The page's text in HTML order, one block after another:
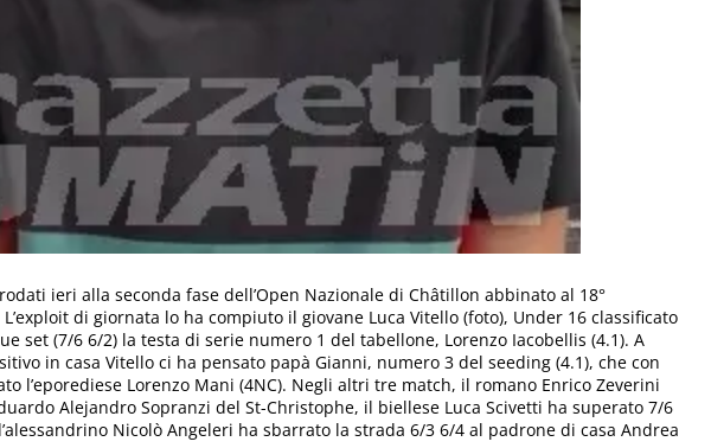
ieri alla seconda fase dell’Open Nazionale di Châtillon abbinato al 18°
di giornata lo ha compiuto il giovane Luca Vitello (foto), Under 16 classificato
set (7/6 6/2) la testa di serie numero 1 del tabellone, Lorenzo Iacobellis (4.1). A
in casa Vitello ci ha pensato papà Gianni, numero 3 del seeding (4.1), che con
l’eporediese Lorenzo Mani (4NC). Negli altri tre match, il romano Enrico Zeverini
Alejandro Sopranzi del St-Christophe, il biellese Luca Scivetti ha superato 7/6
Nicolò Angeleri ha sbarrato la strada 6/3 6/4 al padrone di casa Andrea